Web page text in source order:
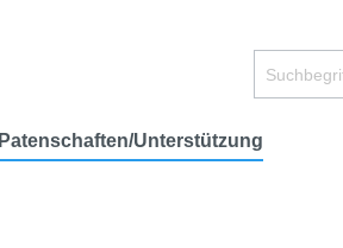
Patenschaften/Unterstützung